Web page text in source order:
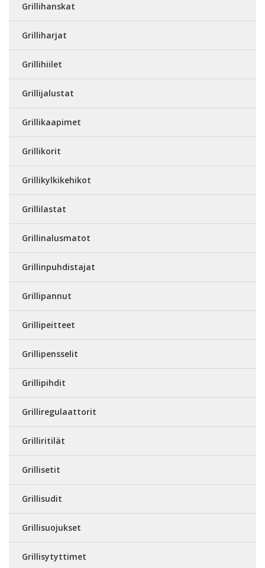
Grillihanskat
Grilliharjat
Grillihiilet
Grillijalustat
Grillikaapimet
Grillikorit
Grillikylkikehikot
Grillilastat
Grillinalusmatot
Grillinpuhdistajat
Grillipannut
Grillipeitteet
Grillipensselit
Grillipihdit
Grilliregulaattorit
Grilliritilät
Grillisetit
Grillisudit
Grillisuojukset
Grillisytyttimet